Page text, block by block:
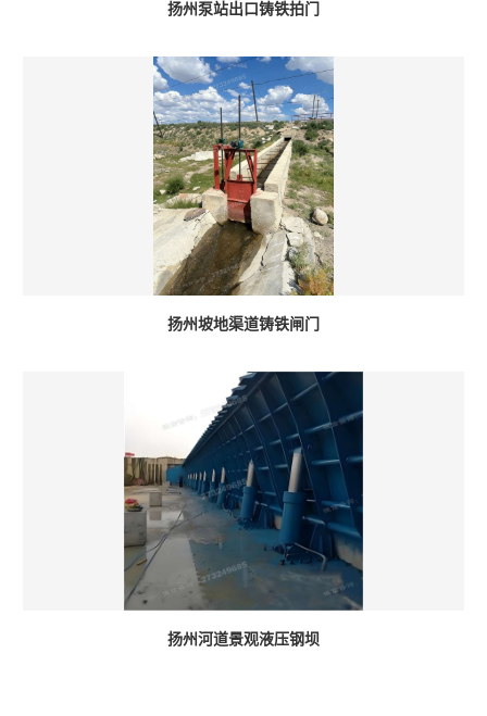
扬州泵站出口铸铁拍门
扬州坡地渠道铸铁闸门
扬州河道景观液压钢坝